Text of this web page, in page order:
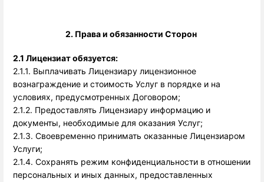
2. Права и обязанности Сторон
2.1 Лицензиат обязуется:
2.1.1. Выплачивать Лицензиару лицензионное
вознаграждение и стоимость Услуг в порядке и на
условиях, предусмотренных Договором;
2.1.2. Предоставлять Лицензиару информацию и
документы, необходимые для оказания Услуг;
2.1.3. Своевременно принимать оказанные Лицензиаром
Услуги;
2.1.4. Сохранять режим конфиденциальности в отношении
персональных и иных данных, предоставленных